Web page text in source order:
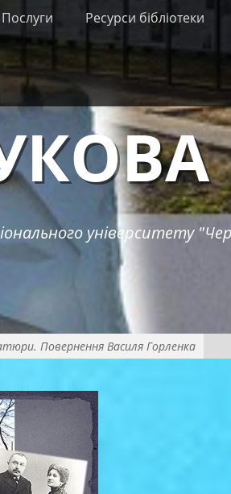
Послуги Ресурси бібліотеки
університету
Повернення Василя Горленка